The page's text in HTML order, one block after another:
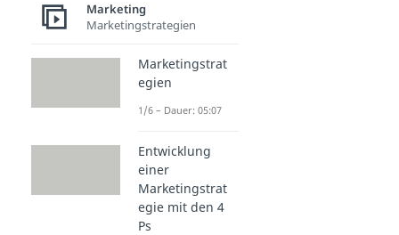
Marketing
Marketingstrategien
Marketingstrat
egien
1/6 – Dauer: 05:07
Entwicklung
einer
Marketingstrat
egie mit den 4
Ps